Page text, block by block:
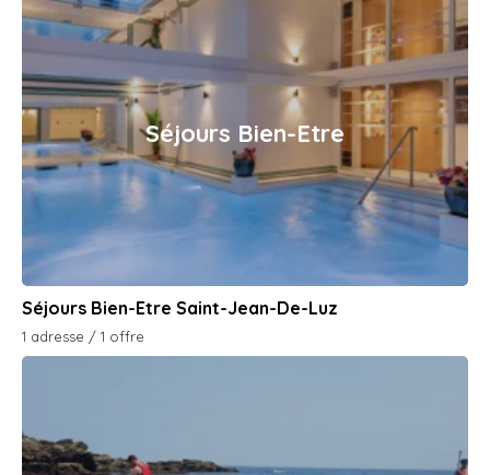
Séjours Bien-Etre
Séjours Bien-Etre Saint-Jean-De-Luz
1 adresse / 1 offre